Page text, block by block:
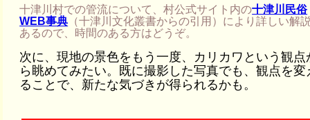
十津川村での管流について、村公式サイト内の十津川民俗
WEB事典 （十津川文化叢書からの引用）により詳しい解
あるので、時間のある方はどうぞ。
次に、現地の景色をもう一度、カリカワという観点
ら眺めてみたい。既に撮影した写真でも、観点を変
ることで、新たな気づきが得られるかも。